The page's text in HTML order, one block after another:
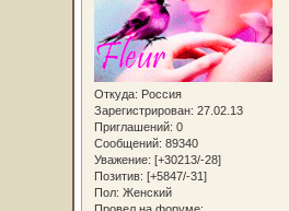
Откуда: Россия
Зарегистрирован: 27.02.13
Приглашений: 0
Сообщений: 89340
Уважение: [+30213/-28]
Позитив: [+5847/-31]
Пол: Женский